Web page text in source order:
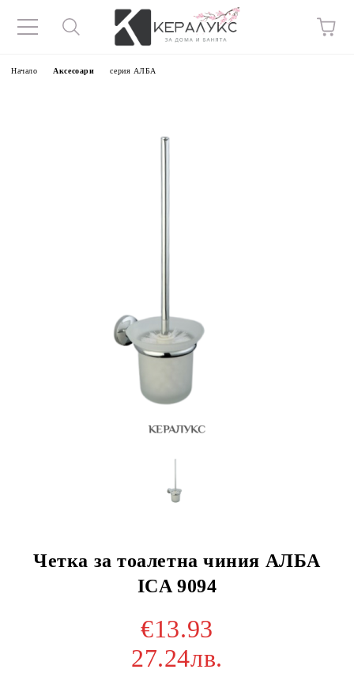
Начало Аксесоари серия АЛБА
Четка за тоалетна чиния АЛБА
ICA 9094
€13.93
27.24лв.